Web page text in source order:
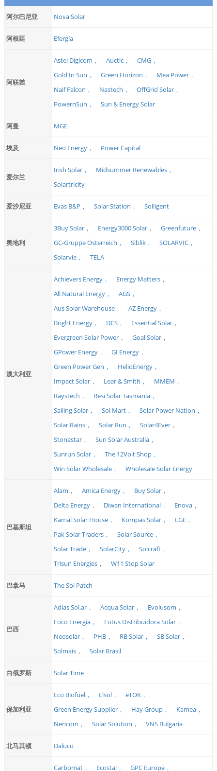
阿尔巴尼亚 Nova Solar
阿根廷 Efergía
阿联酋
Astel Digicom， Auctic，
CMG，
Gold In Sun，
Green Horizon，
Mea Power，
Naif Falcon，
Nastech，
OffGrid Solar，
PowernSun，
Sun & Energy Solar
阿曼 MGE
埃及 Neo Energy， Power Capital
爱尔兰
Irish Solar，
Midsummer Renewables，
Solartricity
爱沙尼亚 Evas B&P， Solar Station， Solligent
奥地利
3Buy Solar， Energy3000 Solar，
Greenfuture，
GC-Gruppe Österreich，
Siblik，
SOLARVIC，
Solarvie，
TELA
澳大利亚
Achievers Energy，
Energy Matters，
All Natural Energy，
AGS，
Aus Solar Warehouse，
AZ Energy，
Bright Energy，
DCS，
Essential Solar，
Evergreen Solar Power，
Goal Solar，
GPower Energy，
GI Energy，
Green Power Gen，
HelioEnergy，
Impact Solar，
Lear & Smith，
MMEM，
Raystech，
Resi Solar Tasmania，
Sailing Solar，
Sol Mart，
Solar Power Nation，
Solar Rains，
Solar Run，
Solar4Ever，
Stonestar，
Sun Solar Australia，
Sunrun Solar，
The 12Volt Shop，
Win Solar Wholesale，
Wholesale Solar Energy
巴基斯坦
Alam， Amica Energy，
Buy Solar，
Delta Energy，
Diwan International，
Enova，
Kamal Solar House，
Kompas Solar，
LGE，
Pak Solar Traders，
Solar Source，
Solar Trade，
SolarCity，
Solcraft，
Trisun Energies，
W11 Stop Solar
巴拿马 The Sol Patch
巴西
Adias Sol.ar， Acqua Solar，
Evolusom，
Foco Energia，
Fotus Distribuidora Solar，
Neosolar，
PHB， RB Solar，
SB Solar，
Solmais，
Solar Brasil
白俄罗斯 Solar Time
保加利亚
Eco Biofuel， Elsol，
eTOK，
Green Energy Supplier，
Hay Group，
Kamea，
Nencom，
Solar Solution， VNS Bulgaria
北马其顿 Daluco
Carbomat， Ecostal，
GPC Europe，